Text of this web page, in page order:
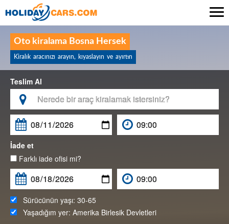
Oto kiralama Bosna Hersek
Kiralık aracınızı arayın, kıyaslayın ve ayırtın
Teslim Al


İade et
Farklı iade ofisi mi?
Sürücünün yaşı: 30-65
Yaşadığım yer: Amerika Birlesik Devletleri